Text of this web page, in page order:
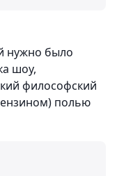
нужно было
шоу,
философский
полью